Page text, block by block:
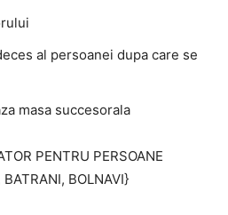
al persoanei dupa care se
masa succesorala
PENTRU PERSOANE
BOLNAVI}